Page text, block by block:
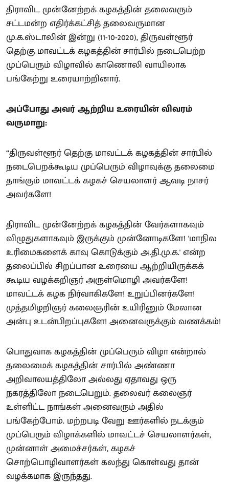
திராவிட முன்னேற்றக் கழகத்தின் தலைவரும்
சட்டமன்ற எதிர்க்கட்சித் தலைவருமான
மு.க.ஸ்டாலின் இன்று (11-10-2020), திருவள்ளூர்
தெற்கு மாவட்டக் கழகத்தின் சார்பில் நடைபெற்ற
முப்பெரும் விழாவில் காணொலி வாயிலாக
பங்கேற்று உரையாற்றினார்.
அப்போது அவர் ஆற்றிய உரையின் விவரம்
வருமாறு:
“திருவள்ளூர் தெற்கு மாவட்டக் கழகத்தின் சார்பில்
நடைபெறக்கூடிய முப்பெரும் விழாவுக்கு தலைமை
தாங்கும் மாவட்டக் கழகச் செயலாளர் ஆவடி நாசர்
அவர்களே!
திராவிட முன்னேற்றக் கழகத்தின் வேர்களாகவும்
விழுதுகளாகவும் இருக்கும் முன்னோடிகளே! 'மாநில
உரிமைகளைக் காவு கொடுக்கும் அ.தி.மு.க.' என்ற
தலைப்பில் சிறப்பான உரையை ஆற்றியிருக்கக்
கூடிய வழக்கறிஞர் அருள்மொழி அவர்களே!
மாவட்டக் கழக நிர்வாகிகளே! உறுப்பினர்களே!
முத்தமிழறிஞர் கலைஞரின் உயிரினும் மேலான
அன்பு உடன்பிறப்புகளே! அனைவருக்கும் வணக்கம்!
பொதுவாக கழகத்தின் முப்பெரும் விழா என்றால்
தலைமைக் கழகத்தின் சார்பில் அண்ணா
அறிவாலயத்திலோ அல்லது ஏதாவது ஒரு
நகரத்திலோ நடைபெறும். தலைவர் கலைஞர்
உள்ளிட்ட நாங்கள் அனைவரும் அதில்
பங்கேற்போம். மற்றபடி வேறு ஊர்களில் நடக்கும்
முப்பெரும் விழாக்களில் மாவட்டச் செயலாளர்கள்,
முன்னாள் அமைச்சர்கள், கழகச்
சொற்பொழிவாளர்கள் கலந்து கொள்வது தான்
வழக்கமாக இருந்தது.